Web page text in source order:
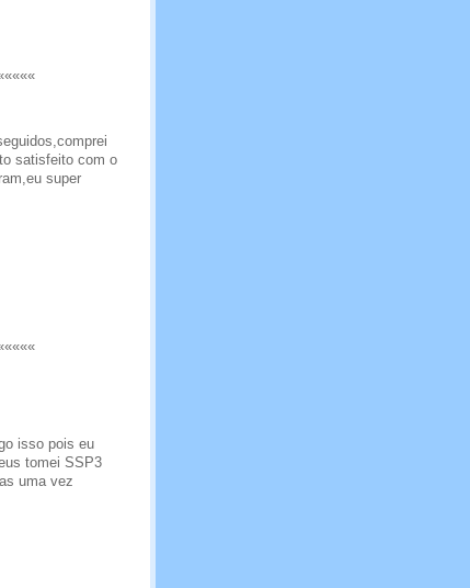
satisfeito com o
super
isso pois eu
tomei SSP3
uma vez